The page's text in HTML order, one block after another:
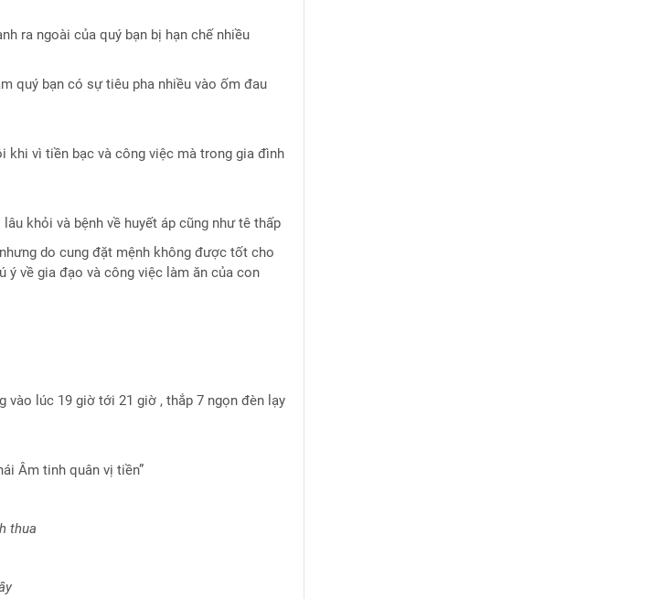
ra ngoài của quý bạn bị hạn chế nhiều
quý bạn có sự tiêu pha nhiều vào ốm đau
khi vì tiền bạc và công việc mà trong gia đình
khỏi và bệnh về huyết áp cũng như tê thấp
do cung đặt mệnh không được tốt cho
ý về gia đạo và công việc làm ăn của con
vào lúc 19 giờ tới 21 giờ , thắp 7 ngọn đèn lạy
Âm tinh quân vị tiền”
thua